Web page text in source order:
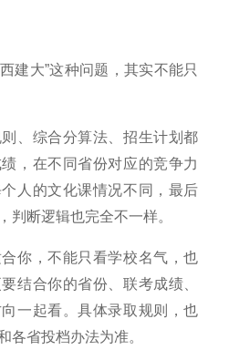
建大”这种问题，其实不能只
、综合分算法、招生计划都
，在不同省份对应的竞争力
人的文化课情况不同，最后
判断逻辑也完全不一样。
你，不能只看学校名气，也
结合你的省份、联考成绩、
一起看。具体录取规则，也
各省投档办法为准。